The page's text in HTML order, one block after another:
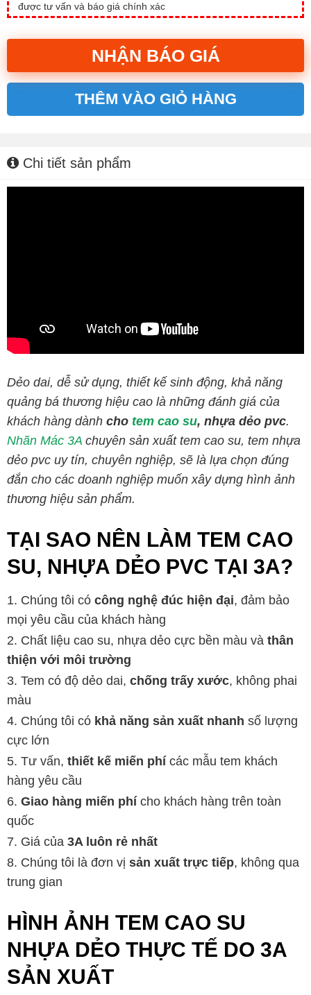
được tư vấn và báo giá chính xác
NHẬN BÁO GIÁ
THÊM VÀO GIỎ HÀNG
Chi tiết sản phẩm
Dẻo dai, dễ sử dụng, thiết kế sinh động, khả năng
quảng bá thương hiệu cao là những đánh giá của
khách hàng dành cho tem cao su, nhựa dẻo pvc.
Nhãn Mác 3A chuyên sản xuất tem cao su, tem nhựa
dẻo pvc uy tín, chuyên nghiệp, sẽ là lựa chọn đúng
đắn cho các doanh nghiệp muốn xây dựng hình ảnh
thương hiệu sản phẩm.
TẠI SAO NÊN LÀM TEM CAO
SU, NHỰA DẺO PVC TẠI 3A?
Chúng tôi có công nghệ đúc hiện đại, đảm bảo
mọi yêu cầu của khách hàng
Chất liệu cao su, nhựa dẻo cực bền màu và thân
thiện với môi trường
Tem có độ dẻo dai, chống trấy xước, không phai
màu
Chúng tôi có khả năng sản xuất nhanh số lượng
cực lớn
Tư vấn, thiết kế miến phícác mẫu tem khách
hàng yêu cầu
Giao hàng miến phícho khách hàng trên toàn
quốc
Giá của 3A luôn rẻ nhất
Chúng tôi là đơn vị sản xuất trực tiếp, không qua
trung gian
HÌNH ẢNH TEM CAO SU
NHỰA DẺO THỰC TẾ DO 3A
SẢN XUẤT